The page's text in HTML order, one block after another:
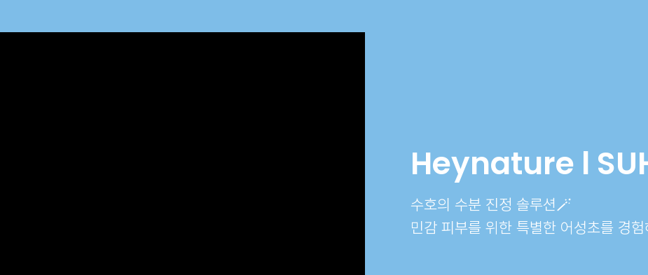
Heynature l
수호의 수분 진정 솔루션🪄
민감 피부를 위한 특별한 어성초를 경